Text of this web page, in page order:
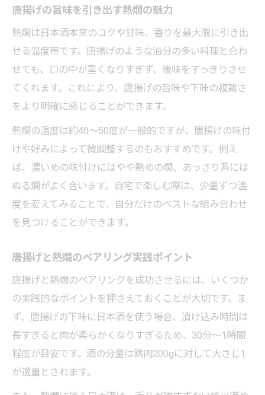
唐揚げで晩酌を豊かにする工夫を紹介
唐揚げの旨味を引き出す熱燗の魅力
熱燗は日本酒本来のコクや甘味、香りを最大限に引き出
せる温度帯です。唐揚げのような油分の多い料理と合わ
せても、口の中が重くなりすぎず、後味をすっきりさせ
てくれます。これにより、唐揚げの旨味や下味の複雑さ
をより明確に感じることができます。
熱燗の温度は約40～50度が一般的ですが、唐揚げの味付
けや好みによって微調整するのもおすすめです。例え
ば、濃いめの味付けにはやや熱めの燗、あっさり系には
ぬる燗がよく合います。自宅で楽しむ際は、少量ずつ温
度を変えてみることで、自分だけのベストな組み合わせ
を見つけることができます。
唐揚げと熱燗のペアリング実践ポイント
唐揚げと熱燗のペアリングを成功させるには、いくつか
の実践的なポイントを押さえておくことが大切です。ま
ず、唐揚げの下味に日本酒を使う場合、漬け込み時間は
長すぎると肉が柔らかくなりすぎるため、30分～1時間
程度が目安です。酒の分量は鶏肉200gに対して大さじ1
が適量とされます。